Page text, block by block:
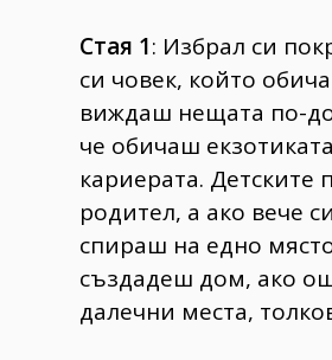
Стая 1: Избрал си
си човек, който
виждаш нещата по-
че обичаш
кариерата. Детските
родител, а ако вече
спираш на едно
създадеш дом, ако
далечни места,